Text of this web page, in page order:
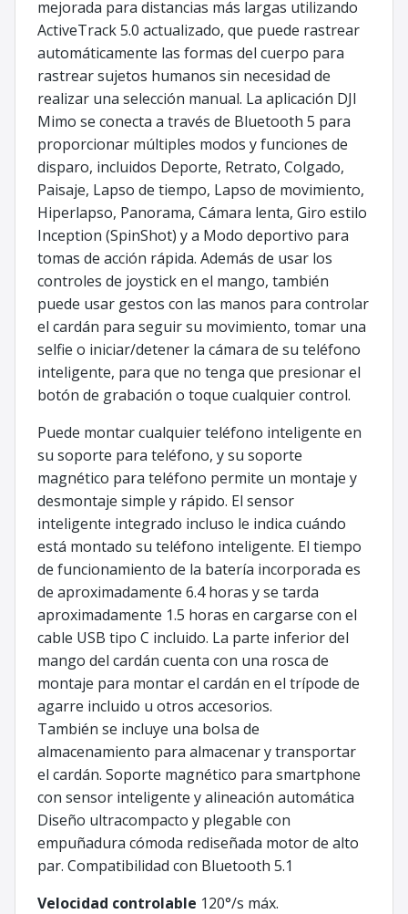
mejorada para distancias más largas utilizando
ActiveTrack 5.0 actualizado, que puede rastrear
automáticamente las formas del cuerpo para
rastrear sujetos humanos sin necesidad de
realizar una selección manual. La aplicación DJI
Mimo se conecta a través de Bluetooth 5 para
proporcionar múltiples modos y funciones de
disparo, incluidos Deporte, Retrato, Colgado,
Paisaje, Lapso de tiempo, Lapso de movimiento,
Hiperlapso, Panorama, Cámara lenta, Giro estilo
Inception (SpinShot) y a Modo deportivo para
tomas de acción rápida. Además de usar los
controles de joystick en el mango, también
puede usar gestos con las manos para controlar
el cardán para seguir su movimiento, tomar una
selfie o iniciar/detener la cámara de su teléfono
inteligente, para que no tenga que presionar el
botón de grabación o toque cualquier control.
Puede montar cualquier teléfono inteligente en
su soporte para teléfono, y su soporte
magnético para teléfono permite un montaje y
desmontaje simple y rápido. El sensor
inteligente integrado incluso le indica cuándo
está montado su teléfono inteligente. El tiempo
de funcionamiento de la batería incorporada es
de aproximadamente 6.4 horas y se tarda
aproximadamente 1.5 horas en cargarse con el
cable USB tipo C incluido. La parte inferior del
mango del cardán cuenta con una rosca de
montaje para montar el cardán en el trípode de
agarre incluido u otros accesorios.
También se incluye una bolsa de
almacenamiento para almacenar y transportar
el cardán. Soporte magnético para smartphone
con sensor inteligente y alineación automática
Diseño ultracompacto y plegable con
empuñadura cómoda rediseñada motor de alto
par. Compatibilidad con Bluetooth 5.1
Velocidad controlable 120°/s máx.